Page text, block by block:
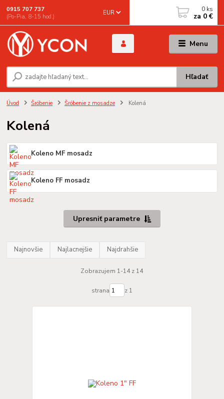
Menu
EUR
Hľadať
0915 707 737
(Po-Pia, 8-15 hod.)
0 ks
za 0 €
Úvod Šróbenie Šróbenie z mosadze Kolená
Kolená
Koleno MF mosadz
Koleno FF mosadz
Upresniť parametre
Najnovšie Najlacnejšie Najdrahšie
Zobrazujem 1-14 z 14
strana z 1